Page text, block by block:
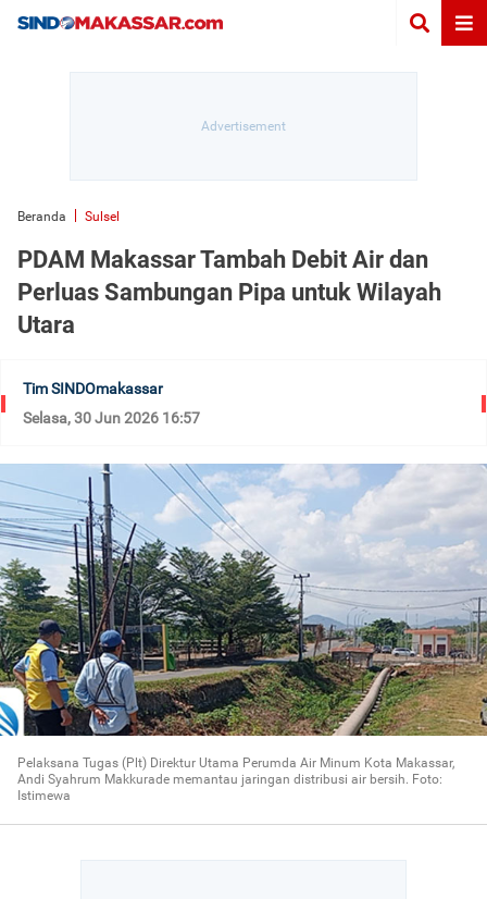
Beranda Sulsel
PDAM Makassar Tambah Debit Air dan
Perluas Sambungan Pipa untuk Wilayah
Utara
Tim SINDOmakassar
Selasa, 30 Jun 2026 16:57
Pelaksana Tugas (Plt) Direktur Utama Perumda Air Minum Kota Makassar,
Andi Syahrum Makkurade memantau jaringan distribusi air bersih. Foto:
Istimewa